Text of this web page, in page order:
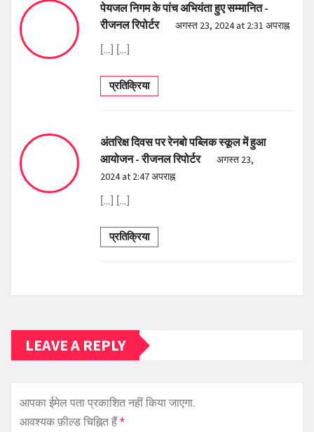
पेयजल निगम के पांच अभियंता हुए सम्मानित -
रीजनल रिपोर्टर
अगस्त 23, 2024 at 2:31 अपराह्न
[…] […]
प्रतिक्रिया
अंतरिक्ष दिवस पर रेनबो पब्लिक स्कूल में हुआ
आयोजन - रीजनल रिपोर्टर
अगस्त 23,
2024 at 2:47 अपराह्न
[…] […]
प्रतिक्रिया
LEAVE A REPLY
आपका ईमेल पता प्रकाशित नहीं किया जाएगा.
आवश्यक फ़ील्ड चिह्नित हैं *